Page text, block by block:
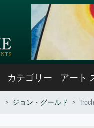
カテゴリー アート
ジョン・グールド